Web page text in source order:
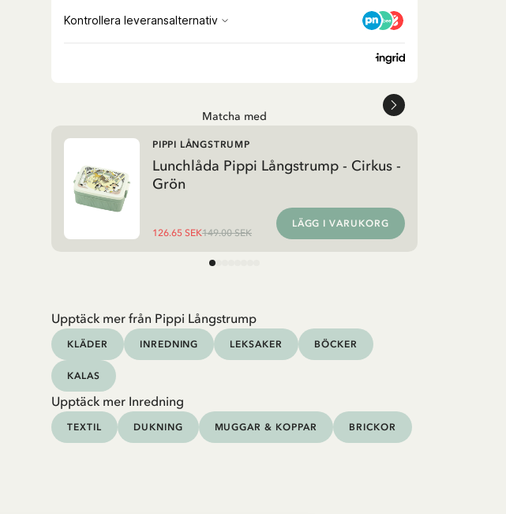
Matcha med
Lunchlåda Pippi Långstrump - Cirkus -
Grön
PIPPI LÅNGSTRUMP
126.65 SEK149.00 SEK
LÄGG I VARUKORG
Upptäck mer från Pippi Långstrump
KLÄDER INREDNING LEKSAKER BÖCKER
KALAS
Upptäck mer Inredning
TEXTIL DUKNING MUGGAR & KOPPAR BRICKOR